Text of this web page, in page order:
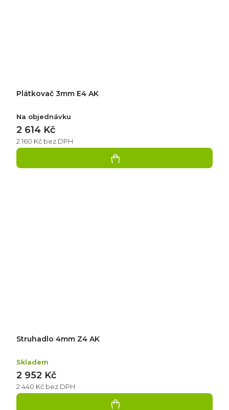
Plátkovač 3mm E4 AK
Na objednávku
2 160 Kč bez DPH
2 614 Kč
Struhadlo 4mm Z4 AK
Skladem
2 440 Kč bez DPH
2 952 Kč